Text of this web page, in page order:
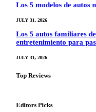
Los 5 modelos de autos
JULY 31, 2026
Los 5 autos familiares
entretenimiento para
JULY 31, 2026
Top Reviews
Editors Picks